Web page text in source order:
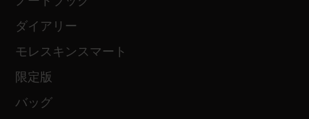
ダイアリー
モレスキンスマート
限定版
バッグ